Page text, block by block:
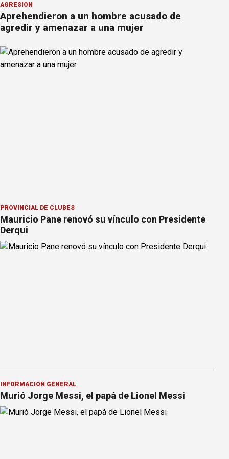
AGRESIÓN
Aprehendieron a un hombre acusado de
agredir y amenazar a una mujer
PROVINCIAL DE CLUBES
Mauricio Pane renovó su vínculo con Presidente
Derqui
INFORMACION GENERAL
Murió Jorge Messi, el papá de Lionel Messi